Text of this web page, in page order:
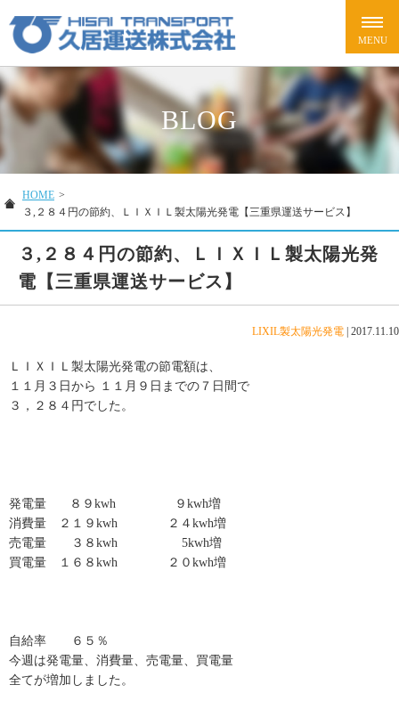
BLOG
HOME >
３,２８４円の節約、ＬＩＸＩＬ製太陽光発電【三重県運送サービス】
３,２８４円の節約、ＬＩＸＩＬ製太陽光発
電【三重県運送サービス】
LIXIL製太陽光発電 2017.11.10
ＬＩＸＩＬ製太陽光発電の節電額は、
１１月３日から １１月９日までの７日間で
３，２８４円でした。
発電量 ８９kwh ９kwh増
消費量 ２１９kwh ２４kwh増
売電量 ３８kwh 5kwh増
買電量 １６８kwh ２０kwh増
自給率 ６５％
今週は発電量、消費量、売電量、買電量
全てが増加しました。